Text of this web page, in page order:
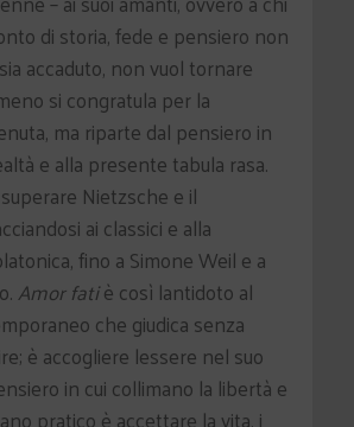
di storia, fede e pensiero non
accaduto, non vuol tornare
si congratula per la
ma riparte dal pensiero in
e alla presente tabula rasa.
Nietzsche e il
ai classici e alla
fino a Simone Weil e a
Amor fatiè così lantidoto al
che giudica senza
è accogliere lessere nel suo
in cui collimano la libertà e
pratico è accettare la vita, i